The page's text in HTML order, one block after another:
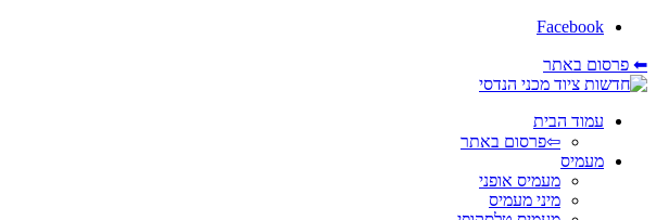
Facebook
⬅ פרסום באתר
עמוד הבית
⇦פרסום באתר
מעמיס
מעמיס אופני
מיני מעמיס